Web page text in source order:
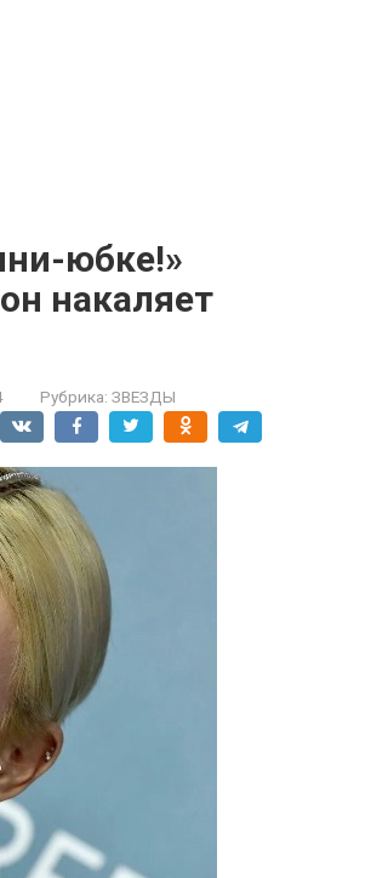
юбке!»
накаляет
Рубрика: ЗВЕЗДЫ